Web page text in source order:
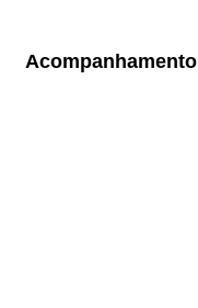
Acompanhamento